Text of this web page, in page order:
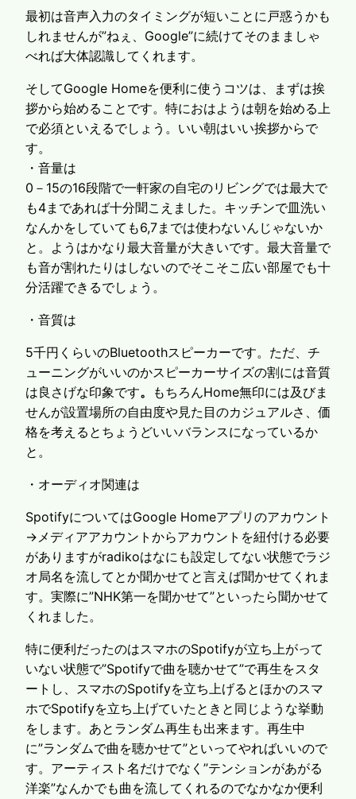
最初は音声入力のタイミングが短いことに戸惑うかも
しれませんが”ねぇ、Google”に続けてそのまましゃ
べれば大体認識してくれます。
そしてGoogle Homeを便利に使うコツは、まずは挨
拶から始めることです。特におはようは朝を始める上
で必須といえるでしょう。いい朝はいい挨拶からで
す。
・音量は
0－15の16段階で一軒家の自宅のリビングでは最大で
も4まであれば十分聞こえました。キッチンで皿洗い
なんかをしていても6,7までは使わないんじゃないか
と。ようはかなり最大音量が大きいです。最大音量で
も音が割れたりはしないのでそこそこ広い部屋でも十
分活躍できるでしょう。
・音質は
5千円くらいのBluetoothスピーカーです。ただ、チ
ューニングがいいのかスピーカーサイズの割には音質
は良さげな印象です。
もちろんHome無印には及びま
せんが設置場所の自由度や見た目のカジュアルさ、価
格を考えるとちょうどいいバランスになっているか
と。
・オーディオ関連は
SpotifyについてはGoogle Homeアプリのアカウント
→メディアアカウントからアカウントを紐付ける必要
がありますがradikoはなにも設定してない状態でラジ
オ局名を流してとか聞かせてと言えば聞かせてくれま
す。実際に”NHK第一を聞かせて”といったら聞かせて
くれました。
特に便利だったのはスマホのSpotifyが立ち上がって
いない状態で”Spotifyで曲を聴かせて”で再生をスタ
ートし、スマホのSpotifyを立ち上げるとほかのスマ
ホでSpotifyを立ち上げていたときと同じような挙動
をします。あとランダム再生も出来ます。再生中
に”ランダムで曲を聴かせて”といってやればいいので
す。アーティスト名だけでなく”テンションがあがる
洋楽”なんかでも曲を流してくれるのでなかなか便利